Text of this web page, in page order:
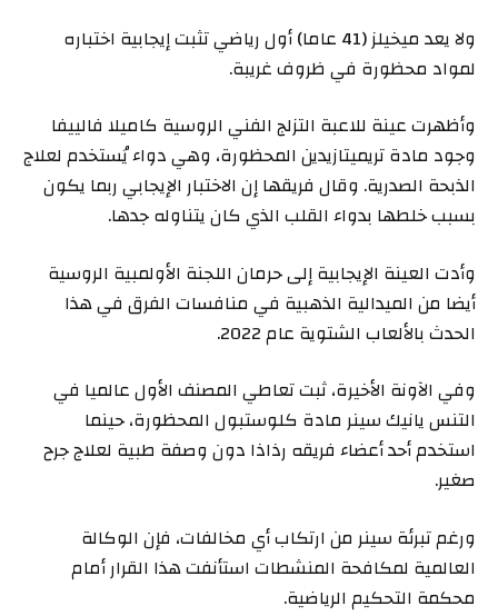
ولا يعد ميخيلز (41 عاما) أول رياضي تثبت إيجابية اختباره
لمواد محظورة في ظروف غريبة.
وأظهرت عينة للاعبة التزلج الفني الروسية كاميلا فالييفا
وجود مادة تريميتازيدين المحظورة، وهي دواء يُستخدم لعلاج
الذبحة الصدرية. وقال فريقها إن الاختبار الإيجابي ربما يكون
بسبب خلطها بدواء القلب الذي كان يتناوله جدها.
وأدت العينة الإيجابية إلى حرمان اللجنة الأولمبية الروسية
أيضا من الميدالية الذهبية في منافسات الفرق في هذا
الحدث بالألعاب الشتوية عام 2022.
وفي الآونة الأخيرة، ثبت تعاطي المصنف الأول عالميا في
التنس يانيك سينر مادة كلوستبول المحظورة، حينما
استخدم أحد أعضاء فريقه رذاذا‭ ‬دون وصفة طبية لعلاج جرح
صغير.
ورغم تبرئة سينر من ارتكاب أي مخالفات، فإن الوكالة
العالمية لمكافحة المنشطات استأنفت هذا القرار أمام
محكمة التحكيم الرياضية.